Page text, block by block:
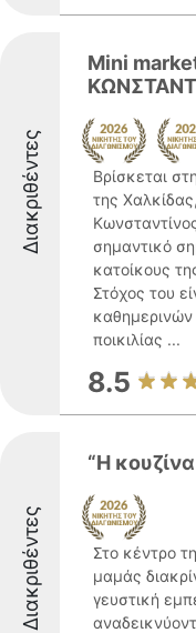
Διακριθέντες
Mini
Βρίσκεται
της
σημαντικό
κατοίκους
Στόχος του
ποικιλίας ...
8.5
Διακριθέντες
“Η
Στο κέντρο
μαμάς
γευστική